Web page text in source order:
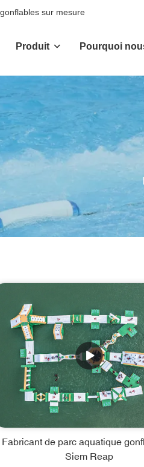
sur mesure
Produit Pourquoi
Fabricant de parc aquatique
Siem Reap